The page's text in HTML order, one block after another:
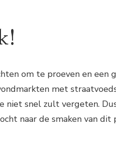
om te proeven en een
met
niet snel zult vergeten.
naar de smaken van dit